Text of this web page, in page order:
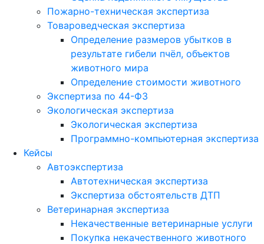
Пожарно-техническая экспертиза
Товароведческая экспертиза
Определение размеров убытков в
результате гибели пчёл, объектов
животного мира
Определение стоимости животного
Экспертиза по 44-ФЗ
Экологическая экспертиза
Экологическая экспертиза
Программно-компьютерная экспертиза
Кейсы
Автоэкспертиза
Автотехническая экспертиза
Экспертиза обстоятельств ДТП
Ветеринарная экспертиза
Некачественные ветеринарные услуги
Покупка некачественного животного